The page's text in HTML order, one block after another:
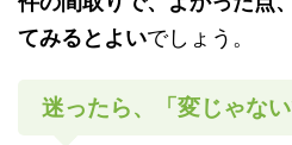
てみるとよいでしょう。
迷ったら、「変じゃない